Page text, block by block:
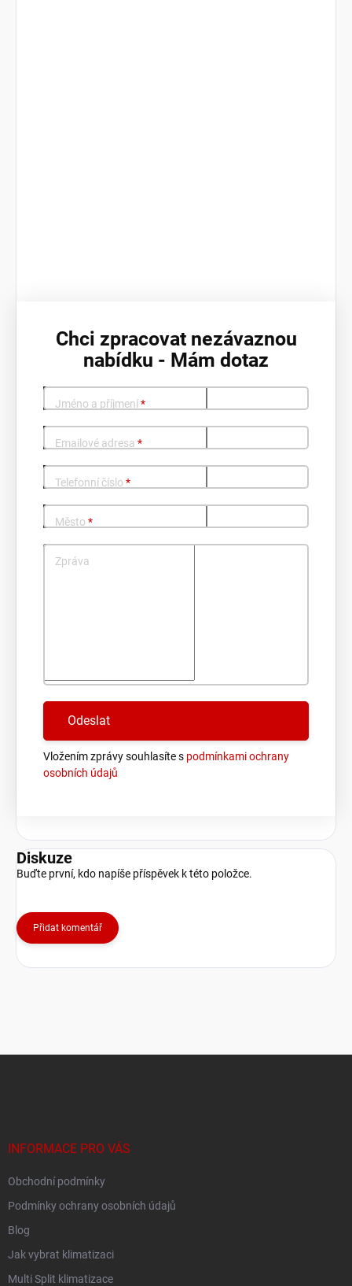
Chci zpracovat nezávaznou
nabídku - Mám dotaz
Jméno a příjmení*
Emailové adresa *
Telefonní číslo *
Město *
Zpráva
Vložením zprávy souhlasíte s podmínkami ochrany
osobních údajů
Diskuze
Buďte první, kdo napíše příspěvek k této položce.
Přidat komentář
INFORMACE PRO VÁS
Obchodní podmínky
Podmínky ochrany osobních údajů
Blog
Jak vybrat klimatizaci
Multi Split klimatizace